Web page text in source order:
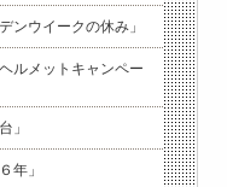
ンウイークの休み」
ヘルメットキャンペー
」
年」